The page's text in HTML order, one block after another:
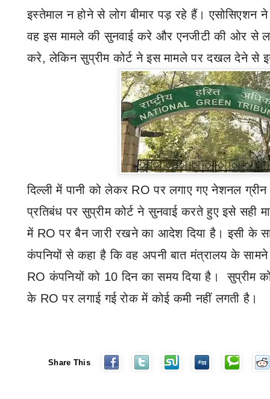
इस्तेमाल न होने से लोग बीमार पड़ रहे हैं। एसोसिएशन
वह इस मामले की सुनवाई करे और एनजीटी की ओर से
करे,लेकिन सुप्रीम कोर्ट ने इस मामले पर दखल देने से
दिल्ली में पानी को लेकर ROपर लगाए गए नेशनल ग्रीन
प्रतिबंध पर सुप्रीम कोर्ट ने सुनवाई करते हुए इसे सही
में ROपर बैन जारी रखने का आदेश दिया है। इसी के
कंपनियों से कहा है कि वह अपनी बात मंत्रालय के
ROकंपनियों को 10 दिन का समय दिया है। सुप्रीम
के ROपर लगाई गई रोक में कोई कमी नहीं लगती है।
Share This